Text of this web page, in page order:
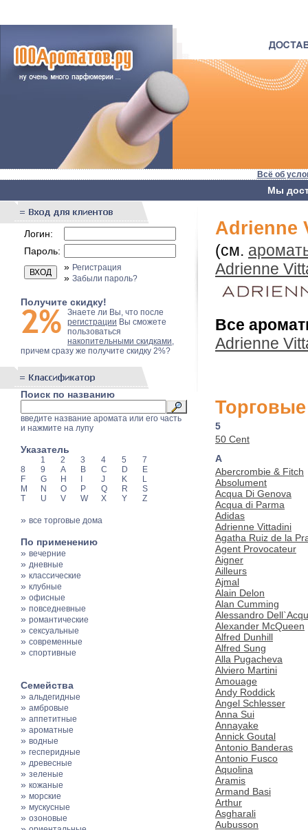
Всё об
Мы
Логин:
Пароль:
» Регистрация
» Забыли пароль?
Получите скидку!
Знаете ли Вы, что после
регистрации Вы сможете
пользоваться
накопительными скидками,
причем сразу же получите скидку 2%?
Поиск по названию
введите название аромата или его часть
и нажмите на лупу
Указатель
1 2 3 4 5
7
8
9 A B C D
E
F
G H J K
L
M
N O P Q R
S
T
U V W X Y Z
» все торговые дома
По применению
» вечерние
» дневные
» классические
» клубные
» офисные
» повседневные
» романтические
» сексуальные
» современные
» спортивные
Семейства
» альдегидные
» амбровые
» аппетитные
» ароматные
» водные
» гесперидные
» древесные
» зеленые
» кожаные
» морские
» мускусные
» озоновые
Adrienne
(см.
Adrienne
Все
Adrienne
5
50 Cent
A
Abercrombie & Fitch
Absolument
Acqua Di Genova
Acqua di Parma
Adidas
Adrienne Vittadini
Agatha Ruiz de la
Agent Provocateur
Aigner
Ailleurs
Ajmal
Alain Delon
Alan Cumming
Alessandro
Alexander McQueen
Alfred Dunhill
Alfred Sung
Alla Pugacheva
Alviero Martini
Amouage
Andy Roddick
Angel Schlesser
Anna Sui
Annayake
Annick Goutal
Antonio Banderas
Antonio Fusco
Aquolina
Aramis
Armand Basi
Arthur
Asgharali
Aubusson